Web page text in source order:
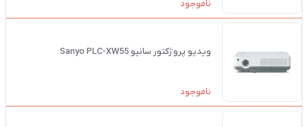
ناموجود
ویدیو پروژکتور سانیو Sanyo PLC-XW55
ناموجود